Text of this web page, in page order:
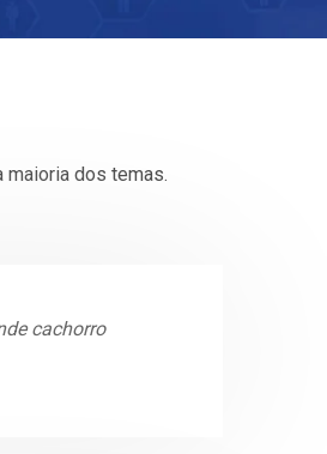
maioria dos temas.
cachorro